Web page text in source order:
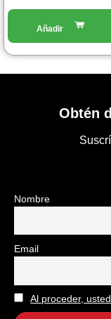
Obtén
Nombre
Email
Al proceder,